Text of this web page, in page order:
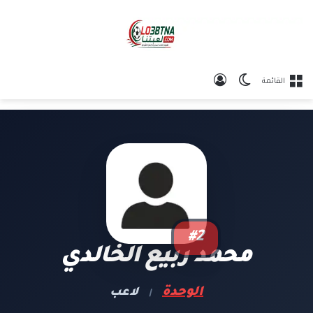
القائمة الوضع المظلم
#2
محمد ربيع الخالدي
الوحدة | لاعب